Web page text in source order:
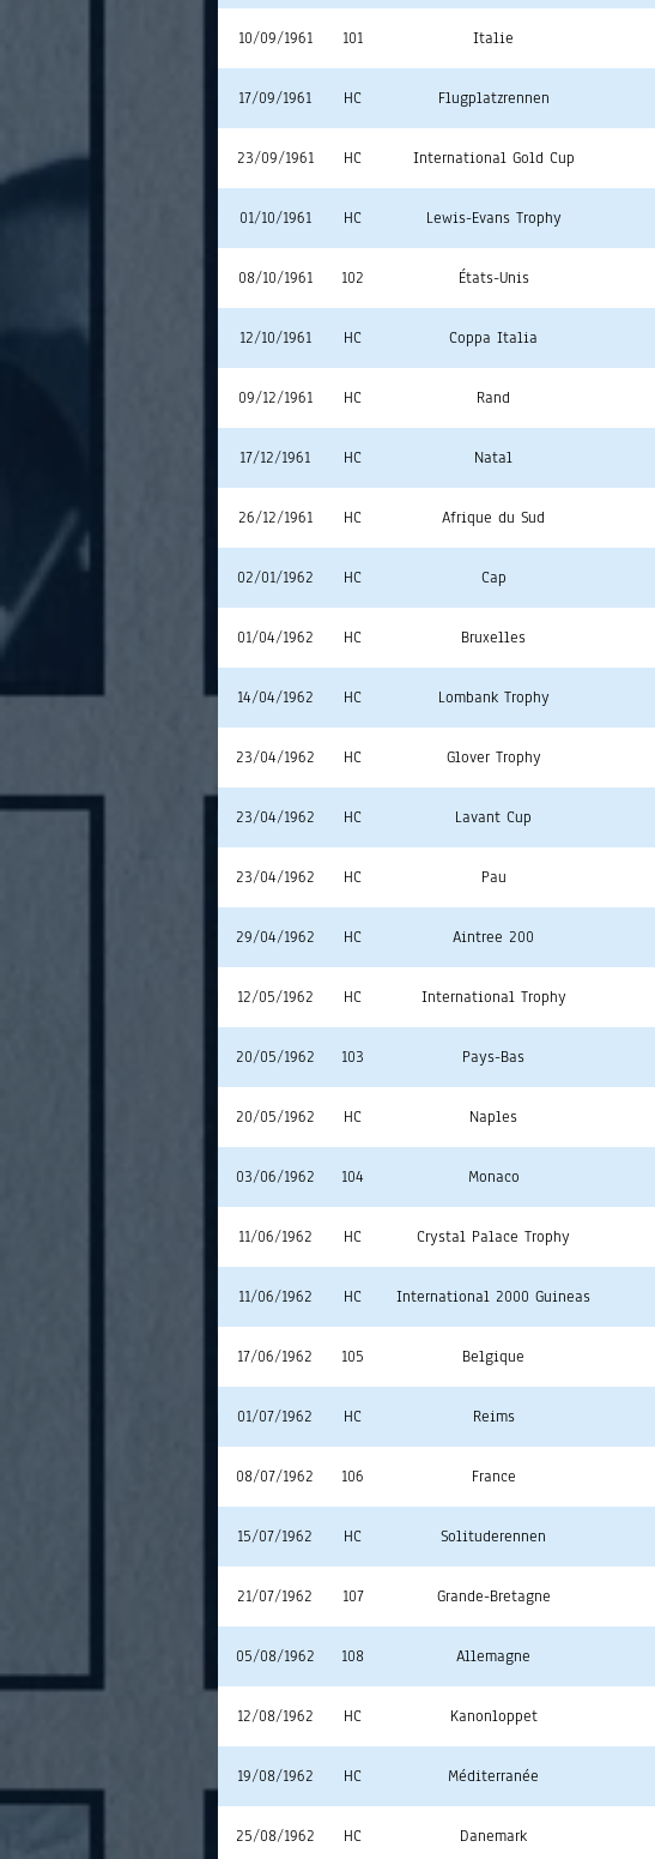
10/09/1961 101 Italie
17/09/1961 HC Flugplatzrennen
23/09/1961 HC International Gold Cup
01/10/1961 HC Lewis-Evans Trophy
08/10/1961 102 États-Unis
12/10/1961 HC Coppa Italia
09/12/1961 HC Rand
17/12/1961 HC Natal
26/12/1961 HC Afrique du Sud
02/01/1962 HC Cap
01/04/1962 HC Bruxelles
14/04/1962 HC Lombank Trophy
23/04/1962 HC Glover Trophy
23/04/1962 HC Lavant Cup
23/04/1962 HC Pau
29/04/1962 HC Aintree 200
12/05/1962 HC International Trophy
20/05/1962 103 Pays-Bas
20/05/1962 HC Naples
03/06/1962 104 Monaco
11/06/1962 HC Crystal Palace Trophy
11/06/1962 HC International 2000 Guineas
17/06/1962 105 Belgique
01/07/1962 HC Reims
08/07/1962 106 France
15/07/1962 HC Solituderennen
21/07/1962 107 Grande-Bretagne
05/08/1962 108 Allemagne
12/08/1962 HC Kanonloppet
19/08/1962 HC Méditerranée
25/08/1962 HC Danemark